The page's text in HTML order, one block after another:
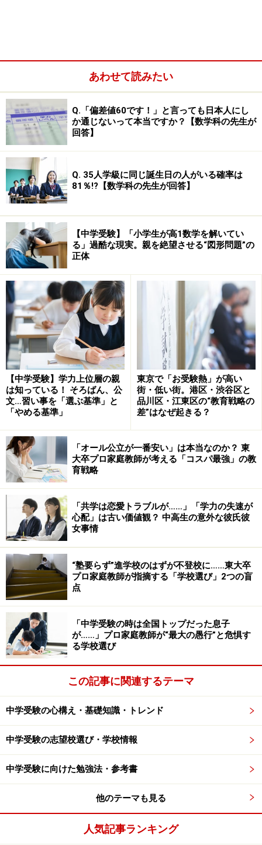
また、そろばんをやってきた生徒は、慶應中等部のよう
な難関校でも出題される「虫食い算」が苦手な傾向があ
ります。それは、筆算とそろばんでは、計算する際の考
ことではなくて、「そろばんをやってるから、中学受験
算数の計算は楽勝！」とはならない、ということです。
そろばん同様に公文式の教室でも、計算を工夫する力は
養われにくいでしょう。公文の先生が中学受験指導の先
生と同じように「これは、こうするほうが早く簡単に計
算できるよ」と教えるのはまれですし、そもそも公文
は、先生が教えるものではありません。プリントの問題
も、工夫することを前提に作られているわけではありま
せん。
『東大文の会式・東大脳さんすうドリル 基礎』本郷東大・
文の会（著）, 田中 としかね（著）他／画像提供：Amazon
低学年の時期に中学受験で必要となる計算の工夫ができ
る子にしたいということであれば、SAPIXから市販され
ている『きらめき算数脳（進学教室サピックス小学
部）』が有名です。
また筆者の受験指導仲間である、やまもと算数・数学塾
の山本尚武氏によると低学年の時期に計算の工夫ができ
る子にしたいということであれば、『新 面積迷路
（Gakken）』『エルカミノ式 理系脳をつくるひらめきパ
ズル（幻冬社）』『東大・文の会式 東大脳さんすうドリ
ル 基礎編（幻冬社）』の3冊をおすすめするとのこと。
また、現在受験Labの代表を務め『中学受験は算数で受
かる（すばる舎）』という本を出版された州崎真弘氏に
あわせて読みたい
Q.「偏差値60です！」と言っても日本人にし
か通じないって本当ですか？【数学科の先生が
回答】
Q. 35人学級に同じ誕生日の人がいる確率は
81％!?【数学科の先生が回答】
【中学受験】「小学生が高1数学を解いてい
る」過酷な現実。親を絶望させる“図形問題”の
正体
【中学受験】学力上位層の親
は知っている！ そろばん、公
文…習い事を「選ぶ基準」と
「やめる基準」
東京で「お受験熱」が高い
街・低い街。港区・渋谷区と
品川区・江東区の“教育戦略の
差”はなぜ起きる？
「オール公立が一番安い」は本当なのか？ 東
大卒プロ家庭教師が考える「コスパ最強」の教
育戦略
「共学は恋愛トラブルが……」「学力の失速が
心配」は古い価値観？ 中高生の意外な彼氏彼
女事情
“塾要らず”進学校のはずが不登校に……東大卒
プロ家庭教師が指摘する「学校選び」2つの盲
点
「中学受験の時は全国トップだった息子
が……」プロ家庭教師が“最大の愚行”と危惧す
る学校選び
この記事に関連するテーマ
中学受験の心構え・基礎知識・トレンド
中学受験の志望校選び・学校情報
中学受験に向けた勉強法・参考書
他のテーマも見る
人気記事ランキング